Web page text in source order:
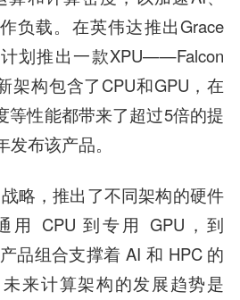
负载。在英伟达推出Grace
划推出一款XPU——Falcon
架构包含了CPU和GPU，在
等性能都带来了超过5倍的提
布该产品。
略，推出了不同架构的硬件
用 CPU 到专用 GPU，到
品组合支撑着 AI 和 HPC 的
来计算架构的发展趋势是